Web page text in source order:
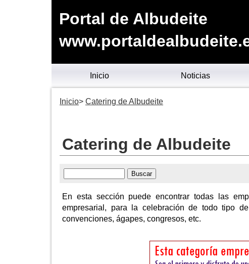
Portal de Albudeite
Inicio Noticias
Inicio Catering de Albudeite
Catering de Albudeite
En esta sección puede encontrar todas las
empresarial, para la celebración de todo tipo
convenciones, ágapes, congresos, etc.